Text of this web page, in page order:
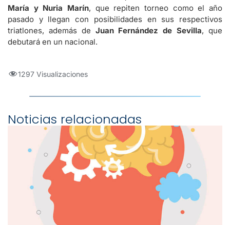
María y Nuria Marín, que repiten torneo como el año
pasado y llegan con posibilidades en sus respectivos
triatlones, además de Juan Fernández de Sevilla, que
debutará en un nacional.
1297 Visualizaciones
Noticias relacionadas